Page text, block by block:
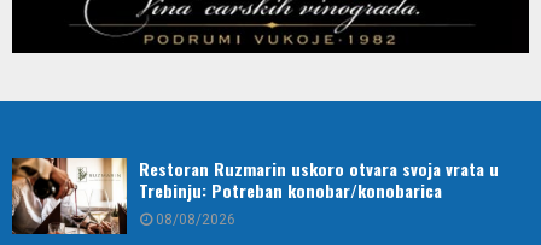
Restoran Ruzmarin uskoro otvara svoja vrata u
Trebinju: Potreban konobar/konobarica
08/08/2026